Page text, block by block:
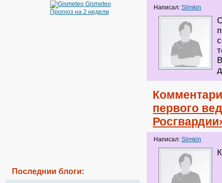
Gismeteo
Прогноз на 2 недели
Последнии блоги:
Написал:Slimkin
первого
Написал:Slimkin